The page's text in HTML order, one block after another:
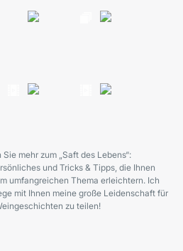
mehr zum „Saft des Lebens“:
und Tricks & Tipps, die Ihnen
umfangreichen Thema erleichtern. Ich
mit Ihnen meine große Leidenschaft für
zu teilen!